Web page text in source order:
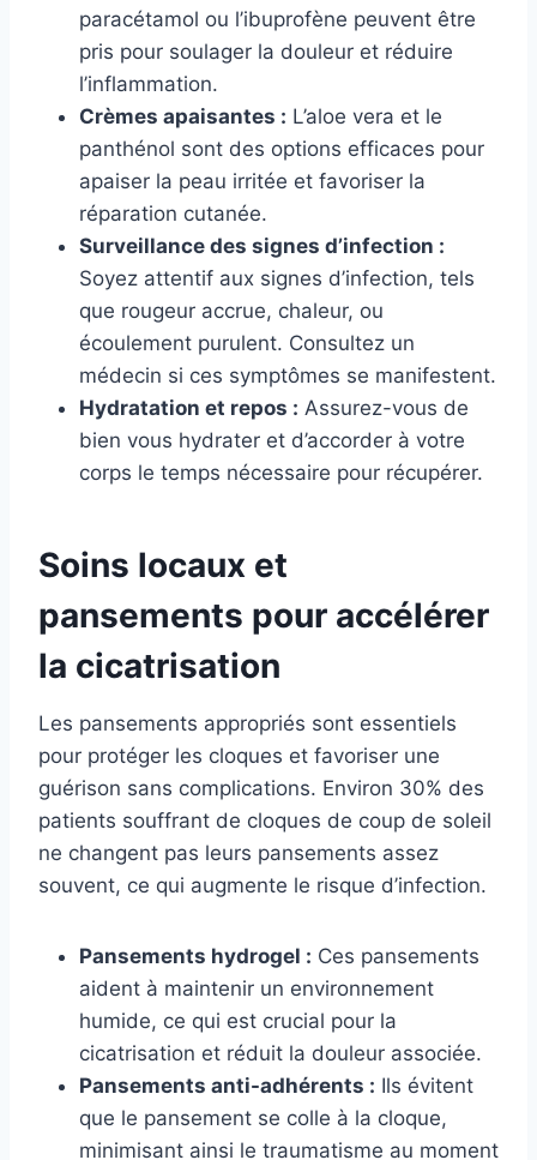
paracétamol ou l’ibuprofène peuvent être
pris pour soulager la douleur et réduire
l’inflammation.
Crèmes apaisantes : L’aloe vera et le
panthénol sont des options efficaces pour
apaiser la peau irritée et favoriser la
réparation cutanée.
Surveillance des signes d’infection :
Soyez attentif aux signes d’infection, tels
que rougeur accrue, chaleur, ou
écoulement purulent. Consultez un
médecin si ces symptômes se manifestent.
Hydratation et repos : Assurez-vous de
bien vous hydrater et d’accorder à votre
corps le temps nécessaire pour récupérer.
Soins locaux et
pansements pour accélérer
la cicatrisation
Les pansements appropriés sont essentiels
pour protéger les cloques et favoriser une
guérison sans complications. Environ 30% des
patients souffrant de cloques de coup de soleil
ne changent pas leurs pansements assez
souvent, ce qui augmente le risque d’infection.
Pansements hydrogel : Ces pansements
aident à maintenir un environnement
humide, ce qui est crucial pour la
cicatrisation et réduit la douleur associée.
Pansements anti-adhérents : Ils évitent
que le pansement se colle à la cloque,
minimisant ainsi le traumatisme au moment